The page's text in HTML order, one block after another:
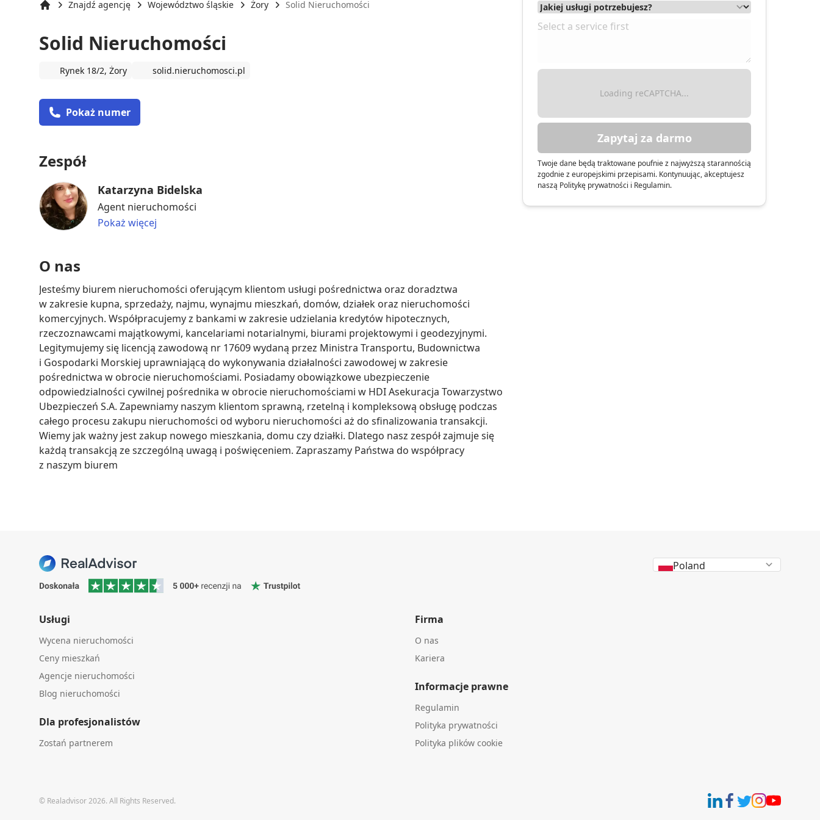
Znajdź agencję Województwo śląskie Żory Solid Nieruchomości
Solid Nieruchomości
Rynek 18/2, Żory solid.nieruchomosci.pl
Pokaż numer
Zespół
Katarzyna Bidelska
Agent nieruchomości
Pokaż więcej
O nas
Jesteśmy biurem nieruchomości oferującym klientom usługi pośrednictwa oraz doradztwa
w zakresie kupna, sprzedaży, najmu, wynajmu mieszkań, domów, działek oraz nieruchomości
komercyjnych. Współpracujemy z bankami w zakresie udzielania kredytów hipotecznych,
rzeczoznawcami majątkowymi, kancelariami notarialnymi, biurami projektowymi i geodezyjnymi.
Legitymujemy się licencją zawodową nr 17609 wydaną przez Ministra Transportu, Budownictwa
i Gospodarki Morskiej uprawniającą do wykonywania działalności zawodowej w zakresie
pośrednictwa w obrocie nieruchomościami. Posiadamy obowiązkowe ubezpieczenie
odpowiedzialności cywilnej pośrednika w obrocie nieruchomościami w HDI Asekuracja Towarzystwo
Ubezpieczeń S.A. Zapewniamy naszym klientom sprawną, rzetelną i kompleksową obsługę podczas
całego procesu zakupu nieruchomości od wyboru nieruchomości aż do sfinalizowania transakcji.
Wiemy jak ważny jest zakup nowego mieszkania, domu czy działki. Dlatego nasz zespół zajmuje się
każdą transakcją ze szczególną uwagą i poświęceniem. Zapraszamy Państwa do współpracy
z naszym biurem
Loading reCAPTCHA...
Zapytaj za darmo
Twoje dane będą traktowane poufnie z najwyższą starannością
zgodnie z europejskimi przepisami. Kontynuując, akceptujesz
naszą Politykę prywatności i Regulamin.
Poland
Usługi
Wycena nieruchomości
Ceny mieszkań
Agencje nieruchomości
Blog nieruchomości
Dla profesjonalistów
Zostań partnerem
Firma
O nas
Kariera
Informacje prawne
Regulamin
Polityka prywatności
Polityka plików cookie
© Realadvisor 2026. All Rights Reserved.